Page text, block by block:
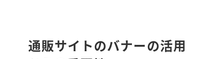
ヘルプサポートはこちら
通販サイトのバナーの活用